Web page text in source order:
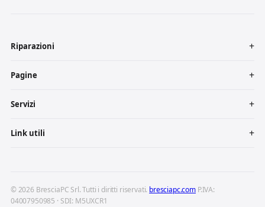
Riparazioni
Pagine
Servizi
Link utili
© 2026 BresciaPC Srl. Tutti i diritti riservati. bresciapc.com P.IVA:
04007950985 · SDI: M5UXCR1